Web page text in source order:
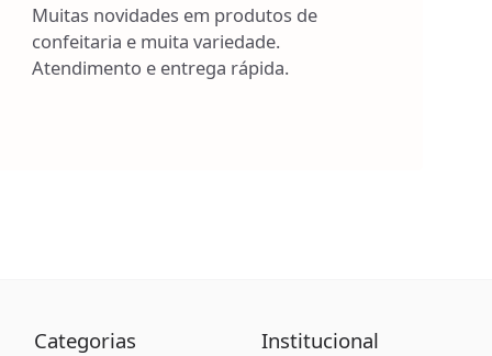
Muitas novidades em produtos de
confeitaria e muita variedade.
Atendimento e entrega rápida.
Categorias Institucional